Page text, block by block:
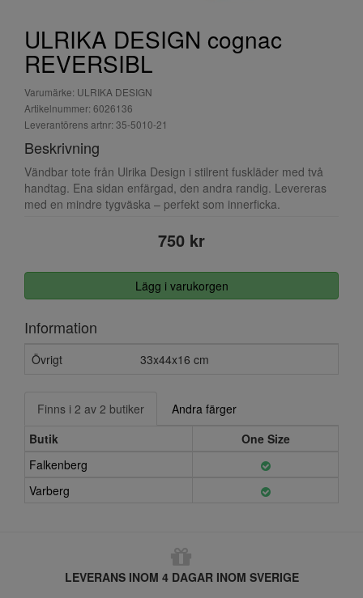
ULRIKA DESIGN cognac
REVERSIBL
Varumärke: ULRIKA DESIGN
Artikelnummer: 6026136
Leverantörens artnr: 35-5010-21
Beskrivning
Vändbar tote från Ulrika Design i stilrent fuskläder med två
handtag. Ena sidan enfärgad, den andra randig. Levereras
med en mindre tygväska – perfekt som innerficka.
750 kr
Lägg i varukorgen
Information
Övrigt 33x44x16 cm
Finns i 2 av 2 butiker
Andra färger
Butik
One Size
Falkenberg
Varberg
LEVERANS INOM 4 DAGAR INOM SVERIGE